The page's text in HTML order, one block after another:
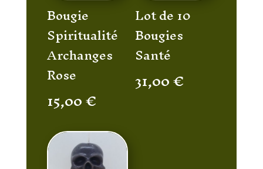
Bougie
Spiritualité
Archanges
Rose
15,00€
Lot de 10
Bougies
Santé
31,00€